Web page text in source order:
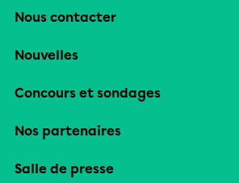
Nous contacter
Nouvelles
Concours et sondages
Nos partenaires
Salle de presse